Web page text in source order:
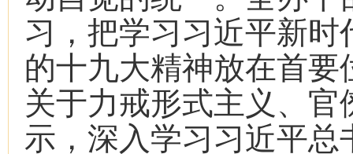
习，把学习习近平新
的十九大精神放在首
关于力戒形式主义、
示，深入学习习近平